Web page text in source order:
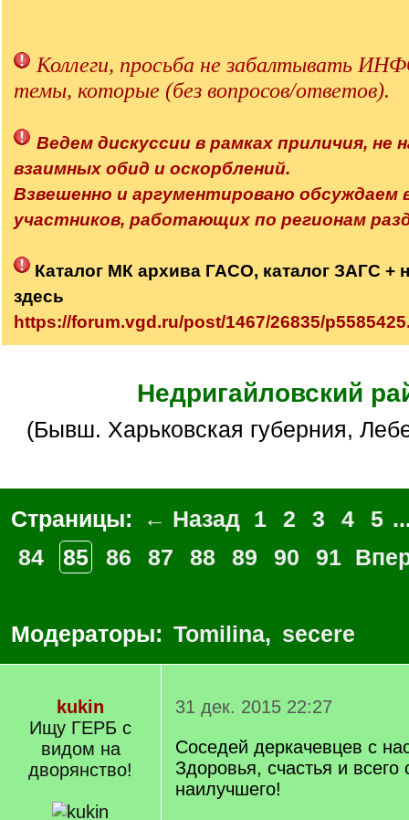
q
]
Коллеги, просьба не забалтывать
темы, которые (без вопросов/ответов).
Ведем дискуссии в рамках приличия, не
взаимных обид и оскорблений.
Взвешенно и аргументировано
участников, работающих по регионам
Каталог МК архива ГАСО, каталог ЗАГС +
здесь
https://forum.vgd.ru/post/1467/26835/
Недригайловский
(бывш. Харьковская губерния,
Страницы: ← Назад 1 2 3 4 5
84
85 86 87 88 89 90 91
Модераторы: Tomilina, secere
kukin
Ищу ГЕРБ с
видом на
дворянство!
31 дек. 2015 22:27
Соседей деркачевцев с
Здоровья, счастья и всего
наилучшего!